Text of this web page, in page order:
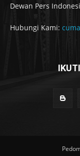
Dewan Pers
Hubungi Kami: